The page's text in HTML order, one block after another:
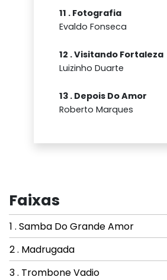
11 . Fotografia
Evaldo Fonseca
12 . Visitando Fortaleza
Luizinho Duarte
13 . Depois Do Amor
Roberto Marques
Faixas
1 . Samba Do Grande Amor
2 . Madrugada
3 . Trombone Vadio